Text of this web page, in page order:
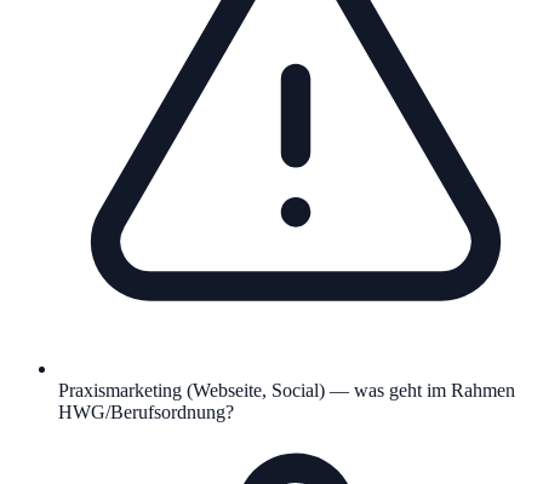
Praxismarketing (Webseite, Social) — was geht im Rahmen
HWG/Berufsordnung?